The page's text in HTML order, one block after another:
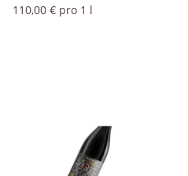
110,00 € pro 1 l